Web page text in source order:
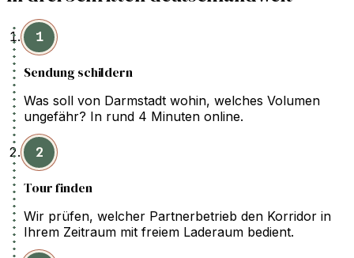
1
Sendung schildern
Was soll von Darmstadt wohin, welches Volumen
ungefähr? In rund 4 Minuten online.
2
Tour finden
Wir prüfen, welcher Partnerbetrieb den Korridor in
Ihrem Zeitraum mit freiem Laderaum bedient.